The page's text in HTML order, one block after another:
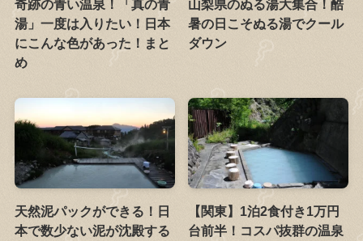
奇跡の青い温泉！「真の青
湯」一度は入りたい！日本
にこんな色があった！まと
め
山梨県のぬる湯大集合！酷
暑の日こそぬる湯でクール
ダウン
天然泥パックができる！日
本で数少ない泥が沈殿する
【関東】1泊2食付き1万円
台前半！コスパ抜群の温泉